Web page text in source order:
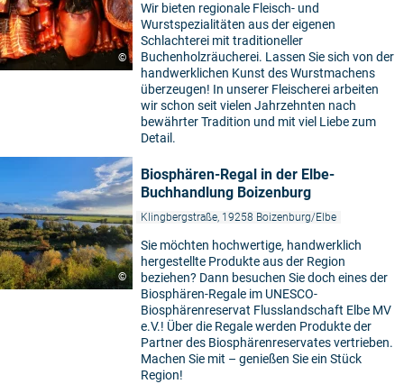
©
Wir bieten regionale Fleisch- und
Wurstspezialitäten aus der eigenen
Schlachterei mit traditioneller
Buchenholzräucherei. Lassen Sie sich von der
handwerklichen Kunst des Wurstmachens
überzeugen! In unserer Fleischerei arbeiten
wir schon seit vielen Jahrzehnten nach
bewährter Tradition und mit viel Liebe zum
Detail.
©
Biosphären-Regal in der Elbe-
Buchhandlung Boizenburg
Klingbergstraße, 19258 Boizenburg/Elbe
Sie möchten hochwertige, handwerklich
hergestellte Produkte aus der Region
beziehen? Dann besuchen Sie doch eines der
Biosphären-Regale im UNESCO-
Biosphärenreservat Flusslandschaft Elbe MV
e.V.! Über die Regale werden Produkte der
Partner des Biosphärenreservates vertrieben.
Machen Sie mit – genießen Sie ein Stück
Region!